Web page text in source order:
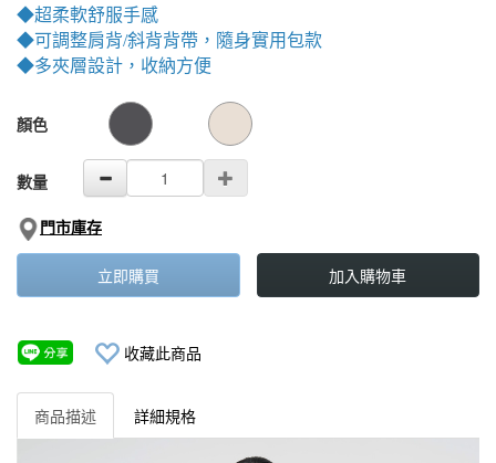
◆超柔軟舒服手感
◆可調整肩背/斜背背帶，隨身實用包款
◆多夾層設計，收納方便
GOODS000000000000001683608
顏色
數量
門市庫存
立即購買 加入購物車
收藏此商品
商品描述 詳細規格